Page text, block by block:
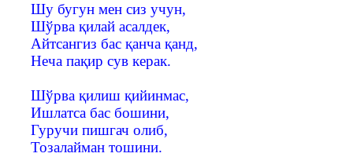
Шу бугун мен сиз учун,
Шўрва қилай асалдек,
Айтсангиз бас қанча қанд,
Неча пақир сув керак.
Шўрва қилиш қийинмас,
Ишлатса бас бошини,
Гуручи пишгач олиб,
Тозалайман тошини.